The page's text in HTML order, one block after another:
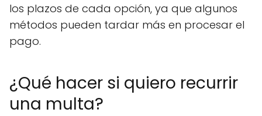
los plazos de cada opción, ya que algunos
métodos pueden tardar más en procesar el
pago.
¿Qué hacer si quiero recurrir
una multa?